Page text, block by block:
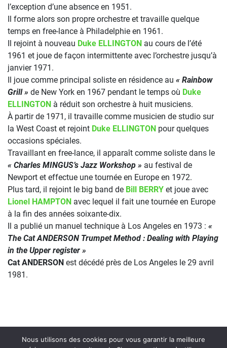
l’exception d’une absence en 1951.
Il forme alors son propre orchestre et travaille quelque
temps en free-lance à Philadelphie en 1961.
Il rejoint à nouveau Duke ELLINGTON au cours de l’été
1961 et joue de façon intermittente avec l’orchestre jusqu’à
janvier 1971.
Il joue comme principal soliste en résidence au « Rainbow
Grill » de New York en 1967 pendant le temps où Duke
ELLINGTON à réduit son orchestre à huit musiciens.
À partir de 1971, il travaille comme musicien de studio sur
la West Coast et rejoint Duke ELLINGTON pour quelques
occasions spéciales.
Travaillant en free-lance, il apparaît comme soliste dans le
« Charles MINGUS’s Jazz Workshop » au festival de
Newport et effectue une tournée en Europe en 1972.
Plus tard, il rejoint le big band de Bill BERRY et joue avec
Lionel HAMPTON avec lequel il fait une tournée en Europe
à la fin des années soixante-dix.
Il a publié un manuel technique à Los Angeles en 1973 : «
The Cat ANDERSON Trumpet Method : Dealing with Playing
in the Upper register »
Cat ANDERSON est décédé près de Los Angeles le 29 avril
1981.
Nous utilisons des cookies pour vous garantir la meilleure